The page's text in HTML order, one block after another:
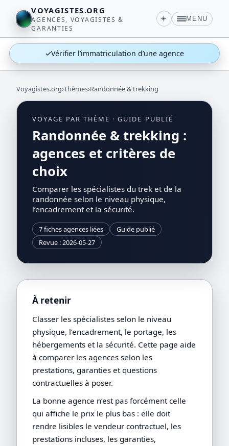
VOYAGISTES.ORG
AGENCES, VOYAGISTES &
GARANTIES
☀️ MENU
✓Vérifier l’immatriculation d’une agence
Voyagistes.org›Thèmes›Randonnée & trekking
VOYAGE PAR THÈME · GUIDE PUBLIÉ
Randonnée & trekking :
agences et critères de
choix
Comparer les spécialistes du trek et de la
randonnée selon le niveau physique,
l’encadrement et la sécurité.
7 fiches agences liées
Guide publié
Revue : 2026-05-27
À retenir
Classer les spécialistes selon le niveau
physique, l’encadrement, le portage, les
hébergements et la sécurité. Cette page aide
à comparer les agences selon les
prestations, garanties et questions
contractuelles à poser.
La bonne agence n’est pas forcément celle
qui affiche le prix le plus bas : elle doit
rendre lisibles le vendeur contractuel, les
prestations incluses, les garanties,